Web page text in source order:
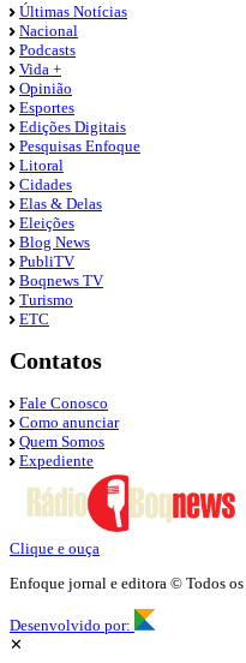
Últimas Notícias
Nacional
Podcasts
Vida +
Opinião
Esportes
Edições Digitais
Pesquisas Enfoque
Litoral
Cidades
Elas & Delas
Eleições
Blog News
PubliTV
Boqnews TV
Turismo
ETC
Contatos
Fale Conosco
Como anunciar
Quem Somos
Expediente
Clique e ouça
Enfoque jornal e editora © Todos
Desenvolvido por:
✕